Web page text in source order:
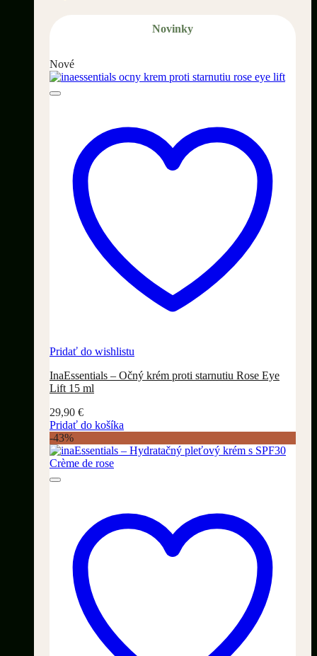
Novinky
Nové
Pridať do wishlistu
InaEssentials – Očný krém proti starnutiu Rose Eye
Lift 15 ml
29,90 €
Pridať do košíka
-43%